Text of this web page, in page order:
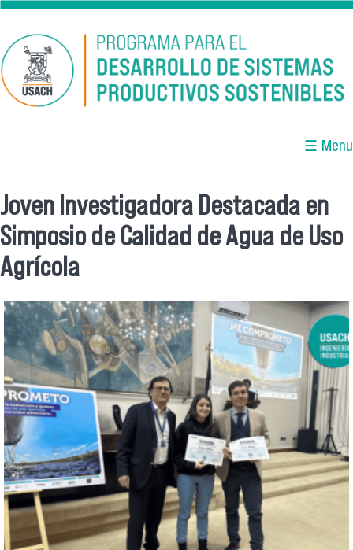
Pasar al contenido principal
☰ Menu
Se encuentra usted aquí
Joven Investigadora Destacada en
Simposio de Calidad de Agua de Uso
Agrícola